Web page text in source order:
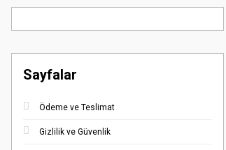
Sayfalar
Ödeme ve Teslimat
Gizlilik ve Güvenlik